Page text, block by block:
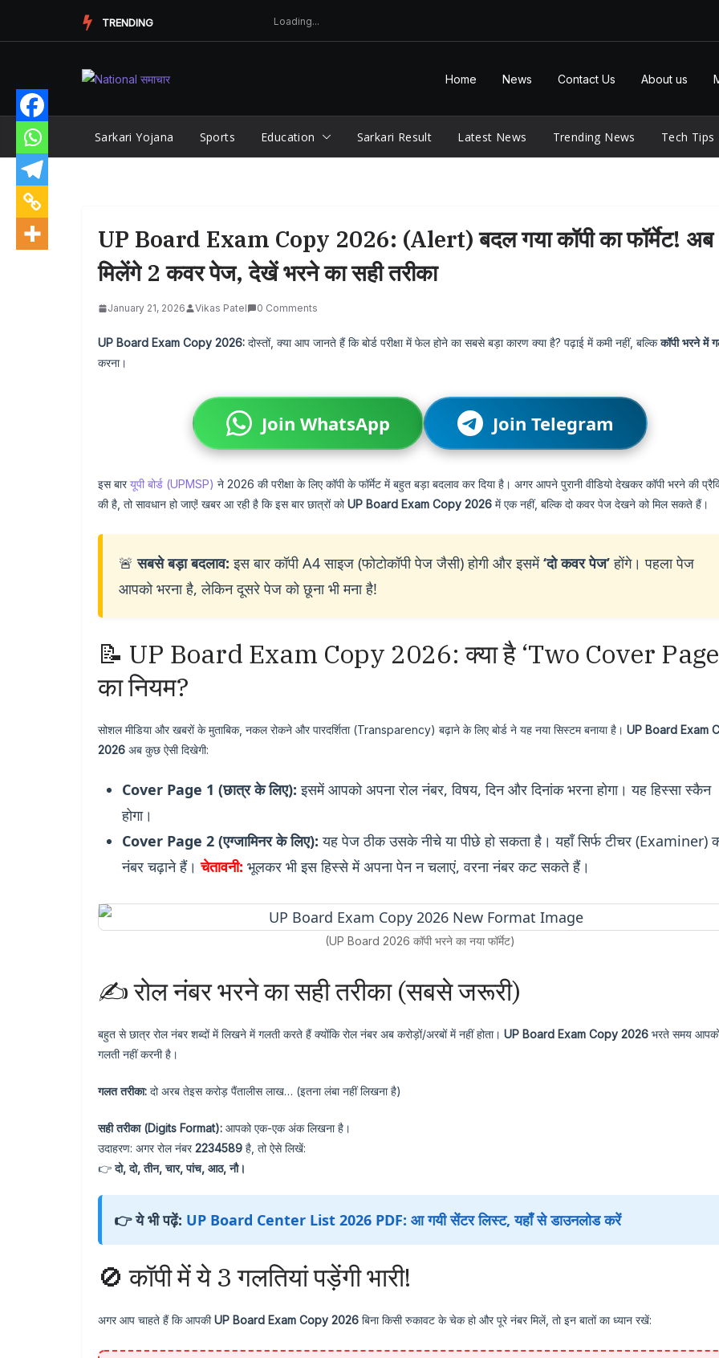
TRENDING
Home News Contact Us About us
Sarkari Yojana Sports Education Sarkari Result Latest News Trending News Tech Tips
UP Board Exam Copy 2026: (Alert) बदल गया कॉपी का फॉर्मेट! अब
मिलेंगे 2 कवर पेज, देखें भरने का सही तरीका
January 21, 2026 Vikas Patel 0 Comments
UP Board Exam Copy 2026: दोस्तों, क्या आप जानते हैं कि बोर्ड परीक्षा में फेल होने का सबसे बड़ा कारण क्या है? पढ़ाई में कमी नहीं, बल्किकॉपी भरने में
करना।
Join WhatsApp Join Telegram
इस बारयूपी बोर्ड (UPMSP) ने 2026 की परीक्षा के लिए कॉपी के फॉर्मेट में बहुत बड़ा बदलाव कर दिया है। अगर आपने पुरानी वीडियो देखकर कॉपी भरने की
की है, तो सावधान हो जाएं! खबर आ रही है कि इस बार छात्रों कोUP Board Exam Copy 2026 में एक नहीं, बल्कि दो कवर पेज देखने को मिल सकते हैं।
🚨सबसे बड़ा बदलाव: इस बार कॉपी A4 साइज (फोटोकॉपी पेज जैसी) होगी और इसमें‘दो कवर पेज’होंगे। पहला पेज
आपको भरना है, लेकिन दूसरे पेज को छूना भी मना है!
📝 UP Board Exam Copy 2026: क्या है ‘Two Cover
का नियम?
सोशल मीडिया और खबरों के मुताबिक, नकल रोकने और पारदर्शिता (Transparency) बढ़ाने के लिए बोर्ड ने यह नया सिस्टम बनाया है। UP Board Exam
2026 अब कुछ ऐसी दिखेगी:
Cover Page 1 (छात्र के लिए): इसमें आपको अपना रोल नंबर, विषय, दिन और दिनांक भरना होगा। यह हिस्सा स्कैन
होगा।
Cover Page 2 (एग्जामिनर के लिए): यह पेज ठीक उसके नीचे या पीछे हो सकता है। यहाँ सिर्फ टीचर (Examiner)
नंबर चढ़ाने हैं।चेतावनी: भूलकर भी इस हिस्से में अपना पेन न चलाएं, वरना नंबर कट सकते हैं।
(UP Board 2026 कॉपी भरने का नया फॉर्मेट)
✍️ रोल नंबर भरने का सही तरीका (सबसे जरूरी)
बहुत से छात्र रोल नंबर शब्दों में लिखने में गलती करते हैं क्योंकि रोल नंबर अब करोड़ों/अरबों में नहीं होता। UP Board Exam Copy 2026 भरते समय
गलती नहीं करनी है।
गलत तरीका: दो अरब तेइस करोड़ पैंतालीस लाख… (इतना लंबा नहीं लिखना है)
सही तरीका (Digits Format): आपको एक-एक अंक लिखना है।
उदाहरण: अगर रोल नंबर2234589 है, तो ऐसे लिखें:
👉दो, दो, तीन, चार, पांच, आठ, नौ।
👉ये भी पढ़ें: UP Board Center List 2026 PDF: आ गयी सेंटर लिस्ट, यहाँ से डाउनलोड करें
🚫 कॉपी में ये 3 गलतियां पड़ेंगी भारी!
अगर आप चाहते हैं कि आपकीUP Board Exam Copy 2026 बिना किसी रुकावट के चेक हो और पूरे नंबर मिलें, तो इन बातों का ध्यान रखें: